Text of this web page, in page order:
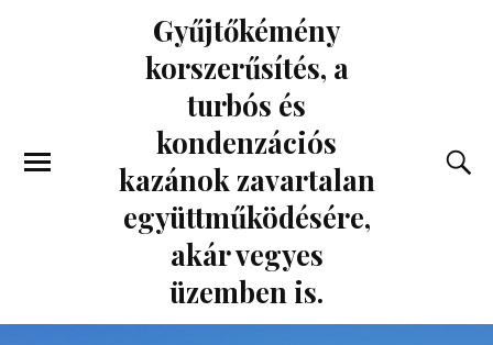
Gyűjtőkémény
korszerűsítés, a
turbós és
kondenzációs
kazánok zavartalan
együttműködésére,
akár vegyes
üzemben is.